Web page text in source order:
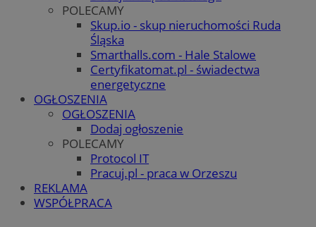
POLECAMY
Skup.io - skup nieruchomości Ruda
Śląska
Smarthalls.com - Hale Stalowe
Certyfikatomat.pl - świadectwa
energetyczne
OGŁOSZENIA
OGŁOSZENIA
Dodaj ogłoszenie
POLECAMY
Protocol IT
Pracuj.pl - praca w Orzeszu
REKLAMA
WSPÓŁPRACA